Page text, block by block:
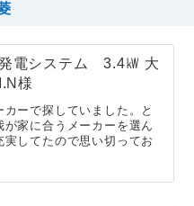
電システム 3.4㎾ 大
様
ーで探していました。と
が家に合うメーカーを選ん
実してたので思い切ってお